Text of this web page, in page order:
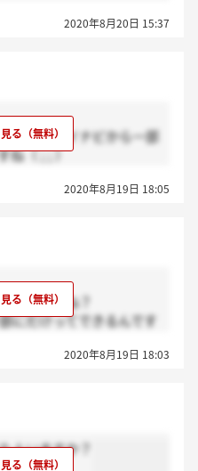
2020年8月20日 15:37
ね、、マイナビから一部
ね（ ; ; ）
2020年8月19日 18:05
ルですかね？
にだけってできるんです
2020年8月19日 18:03
人いますか？